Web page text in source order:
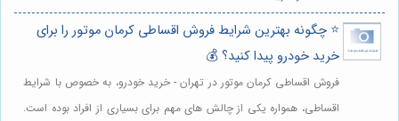
⭐️ چگونه بهترین شرایط فروش اقساطی کرمان موتور را برای
خرید خودرو پیدا کنید؟ 💰
فروش اقساطی کرمان موتور در تهران - خرید خودرو، به خصوص با شرایط
اقساطی، همواره یکی از چالش های مهم برای بسیاری از افراد بوده است.